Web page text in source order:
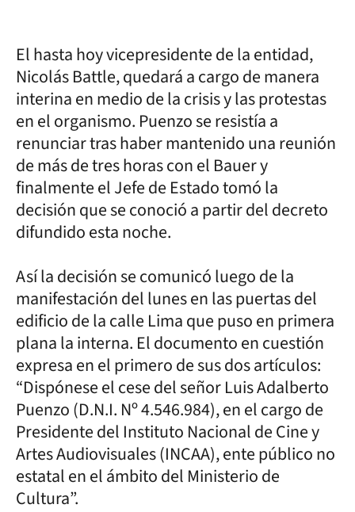
El hasta hoy vicepresidente de la entidad,
Nicolás Battle, quedará a cargo de manera
interina en medio de la crisis y las protestas
en el organismo. Puenzo se resistía a
renunciar tras haber mantenido una reunión
de más de tres horas con el Bauer y
finalmente el Jefe de Estado tomó la
decisión que se conoció a partir del decreto
difundido esta noche.
Así la decisión se comunicó luego de la
manifestación del lunes en las puertas del
edificio de la calle Lima que puso en primera
plana la interna. El documento en cuestión
expresa en el primero de sus dos artículos:
“Dispónese el cese del señor Luis Adalberto
Puenzo (D.N.I. Nº 4.546.984), en el cargo de
Presidente del Instituto Nacional de Cine y
Artes Audiovisuales (INCAA), ente público no
estatal en el ámbito del Ministerio de
Cultura”.